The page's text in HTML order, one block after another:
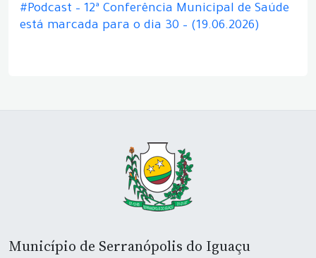
#Podcast – 12ª Conferência Municipal de Saúde
está marcada para o dia 30 – (19.06.2026)
Município de Serranópolis do Iguaçu